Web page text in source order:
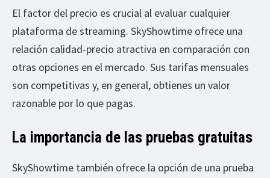
El factor del precio es crucial al evaluar cualquier
plataforma de streaming. SkyShowtime ofrece una
relación calidad-precio atractiva en comparación con
otras opciones en el mercado. Sus tarifas mensuales
son competitivas y, en general, obtienes un valor
razonable por lo que pagas.
La importancia de las pruebas gratuitas
SkyShowtime también ofrece la opción de una prueba